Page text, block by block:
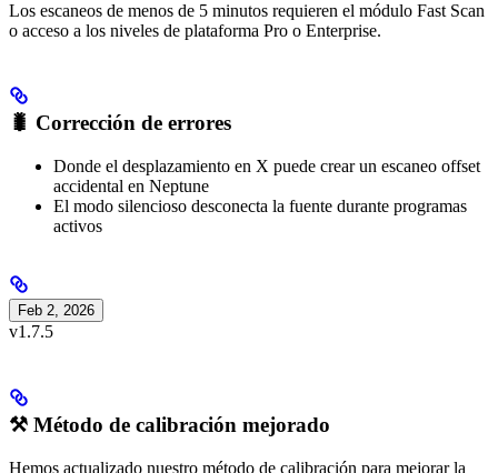
Los escaneos de menos de 5 minutos requieren el módulo Fast Scan
o acceso a los niveles de plataforma Pro o Enterprise.
🐛 Corrección de errores
Donde el desplazamiento en X puede crear un escaneo offset
accidental en Neptune
El modo silencioso desconecta la fuente durante programas
activos
Feb 2, 2026
v1.7.5
⚒️ Método de calibración mejorado
Hemos actualizado nuestro método de calibración para mejorar la